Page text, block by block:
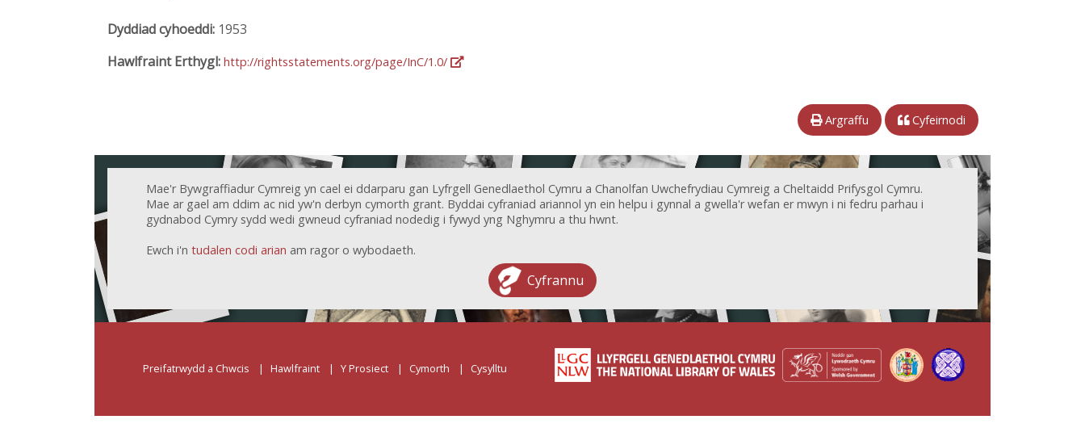
Dyddiad cyhoeddi: 1953
Hawlfraint Erthygl: http://rightsstatements.org/page/InC/1.0/
Argraffu Cyfeirnodi
Mae'r Bywgraffiadur Cymreig yn cael ei ddarparu gan Lyfrgell Genedlaethol Cymru a Chanolfan Uwchefrydiau Cymreig a Cheltaidd Prifysgol Cymru.
Mae ar gael am ddim ac nid yw'n derbyn cymorth grant. Byddai cyfraniad ariannol yn ein helpu i gynnal a gwella'r wefan er mwyn i ni fedru parhau i
gydnabod Cymry sydd wedi gwneud cyfraniad nodedig i fywyd yng Nghymru a thu hwnt.
Ewch i'n tudalen codi arian am ragor o wybodaeth.
Cyfrannu
Preifatrwydd a Chwcis Hawlfraint Y Prosiect Cymorth Cysylltu